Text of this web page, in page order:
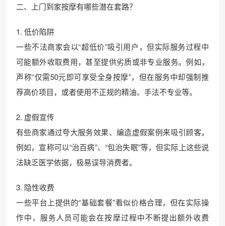
二、上门到家按摩有哪些潜在套路？
1. 低价陷阱
一些不法商家会以“超低价”吸引用户，但实际服务过程中
可能额外收取费用，甚至提供劣质或非专业服务。例如，
声称“仅需50元即可享受全身按摩”，但在服务中却强制推
荐高价项目，或者使用不正规的精油、手法不专业等。
2. 虚假宣传
有些商家通过夸大服务效果、编造虚假案例来吸引顾客。
例如，宣称可以“治百病”、“包治失眠”等，但实际上这些说
法缺乏医学依据，极易误导消费者。
3. 隐性收费
一些平台上提供的“基础套餐”看似价格合理，但在实际操
作中，服务人员可能会在按摩过程中不断提出额外收费